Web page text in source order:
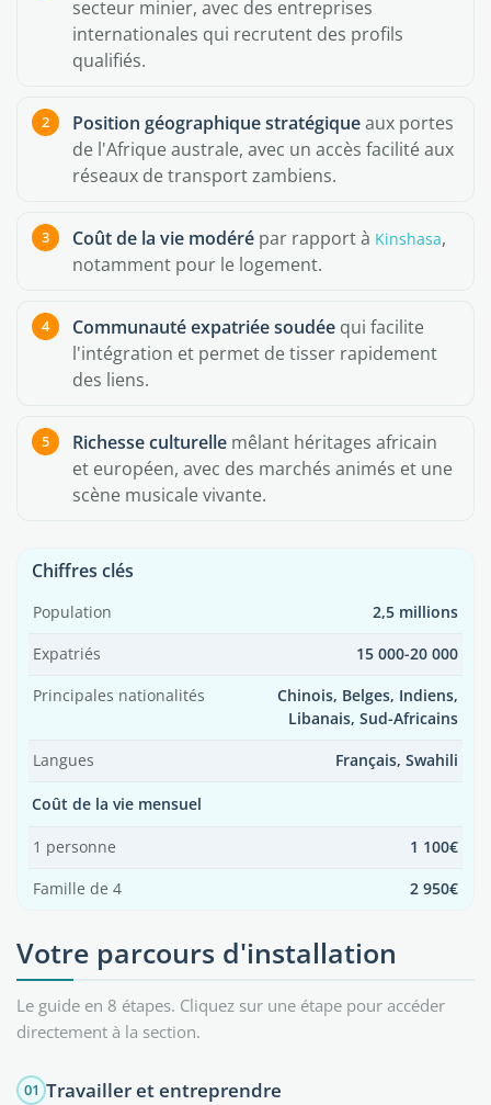
secteur minier, avec des entreprises
internationales qui recrutent des profils
qualifiés.
Position géographique stratégiqueaux portes
de l'Afrique australe, avec un accès facilité aux
réseaux de transport zambiens.
Coût de la vie modéré par rapport à Kinshasa,
notamment pour le logement.
Communauté expatriée soudée qui facilite
l'intégration et permet de tisser rapidement
des liens.
Richesse culturelle mêlant héritages africain
et européen, avec des marchés animés et une
scène musicale vivante.
Chiffres clés
Population 2,5 millions
Expatriés 15 000-20 000
Principales nationalités
Chinois, Belges, Indiens,
Libanais, Sud-Africains
Langues Français, Swahili
Coût de la vie mensuel
1 personne 1 100€
Famille de 4 2 950€
Votre parcours d'installation
Le guide en 8 étapes. Cliquez sur une étape pour accéder
directement à la section.
01 Travailler et entreprendre